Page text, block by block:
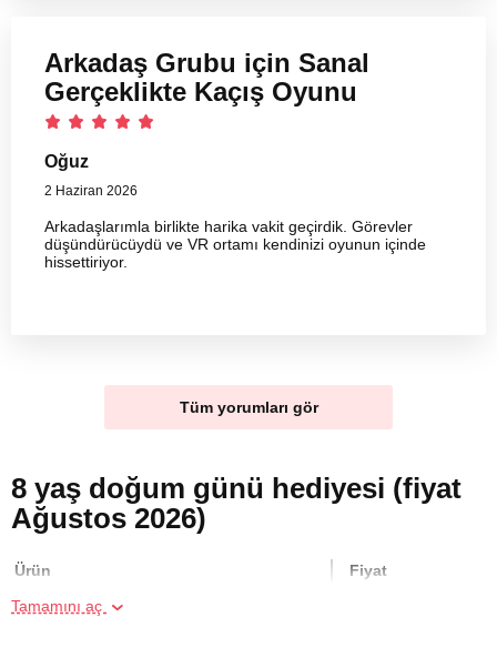
Arkadaş Grubu için Sanal
Gerçeklikte Kaçış Oyunu
Oğuz
2 Haziran 2026
Arkadaşlarımla birlikte harika vakit geçirdik. Görevler
düşündürücüydü ve VR ortamı kendinizi oyunun içinde
hissettiriyor.
Tüm yorumları gör
8 yaş doğum günü hediyesi (fiyat
Ağustos 2026)
Ürün Fiyat
Tamamını aç